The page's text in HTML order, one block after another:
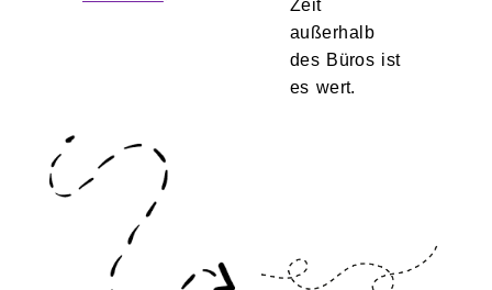
Zeit
außerhalb
des Büros ist
es wert.